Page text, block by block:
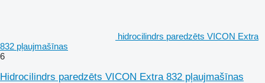
hidrocilindrs paredzēts VICON Extra
832 pļaujmašīnas
6
Hidrocilindrs paredzēts VICON Extra 832 pļaujmašīnas